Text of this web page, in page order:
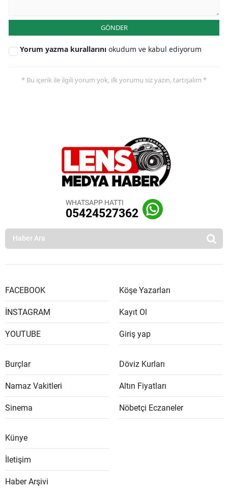
GÖNDER
Yorum yazma kurallarını okudum ve kabul ediyorum
* Bu içerik ile ilgili yorum yok, ilk yorumu siz yazın, tartışalım *
WHATSAPP HATTI
05424527362
FACEBOOK
İNSTAGRAM
YOUTUBE
Köşe Yazarları
Kayıt Ol
Giriş yap
Burçlar
Namaz Vakitleri
Sinema
Döviz Kurları
Altın Fiyatları
Nöbetçi Eczaneler
Künye
İletişim
Haber Arşivi